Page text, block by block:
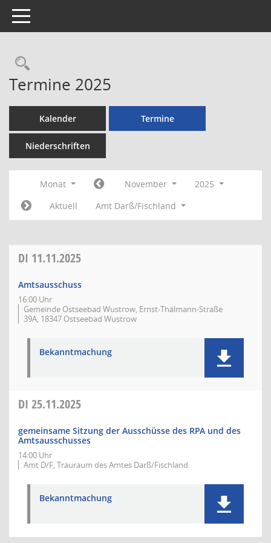
Toggle navigation
Rechercheauswahl
Termine 2025
Kalender Termine
Niederschriften
Monat November
2025
Aktuell
Amt Darß/Fischland
DI 11.11.2025
Amtsausschuss
16:00 Uhr
Gemeinde Ostseebad Wustrow, Ernst-Thälmann-Straße
39A, 18347 Ostseebad Wustrow
Bekanntmachung
DI 25.11.2025
gemeinsame Sitzung der Ausschüsse des RPA und des
Amtsausschusses
14:00 Uhr
Amt D/F, Trauraum des Amtes Darß/Fischland
Bekanntmachung